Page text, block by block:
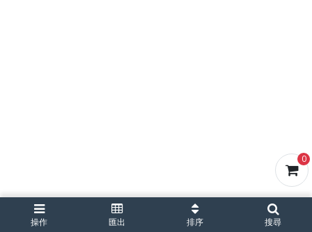
0
操作 匯出 排序 搜尋